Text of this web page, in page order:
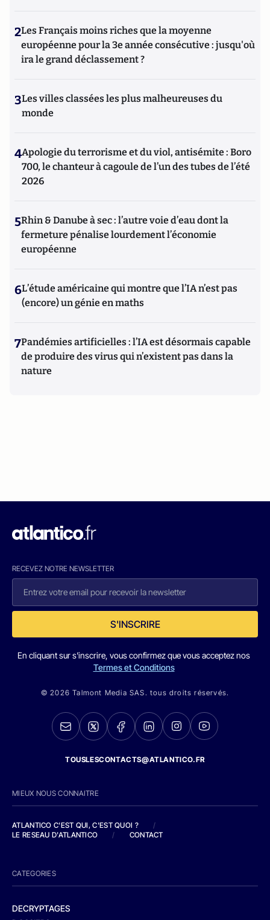
2Les Français moins riches que la moyenne
européenne pour la 3e année consécutive : jusqu'où
ira le grand déclassement ?
3Les villes classées les plus malheureuses du
monde
4Apologie du terrorisme et du viol, antisémite : Boro
700, le chanteur à cagoule de l’un des tubes de l’été
2026
5Rhin & Danube à sec : l’autre voie d’eau dont la
fermeture pénalise lourdement l’économie
européenne
6L’étude américaine qui montre que l’IA n’est pas
(encore) un génie en maths
7Pandémies artificielles : l’IA est désormais capable
de produire des virus qui n’existent pas dans la
nature
RECEVEZ NOTRE NEWSLETTER
S'INSCRIRE
En cliquant sur s'inscrire, vous confirmez que vous acceptez nos
Termes et Conditions
© 2026 Talmont Media SAS. tous droits réservés.
TOUSLESCONTACTS@ATLANTICO.FR
MIEUX NOUS CONNAITRE
ATLANTICO C'EST QUI, C'EST QUOI ?
/
LE RESEAU D'ATLANTICO
/ CONTACT
CATEGORIES
DECRYPTAGES